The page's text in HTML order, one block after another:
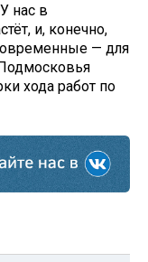
нас в
и, конечно,
— для
хода работ по